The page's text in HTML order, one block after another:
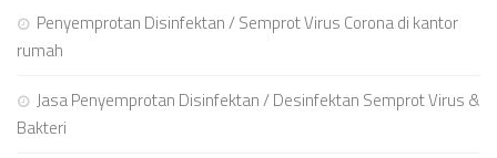
Penyemprotan Disinfektan / Semprot Virus Corona di kantor
rumah
Jasa Penyemprotan Disinfektan / Desinfektan Semprot Virus &
Bakteri